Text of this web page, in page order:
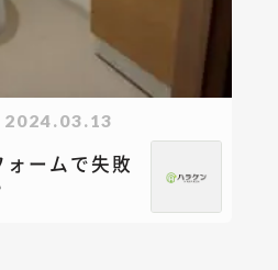
2024.03.13
ームで失敗